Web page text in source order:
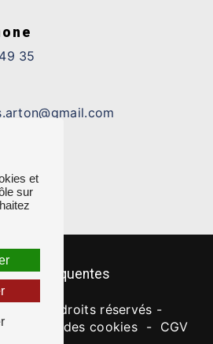
35
fréquentes
- Tous droits réservés -
Gestion des cookies - CGV
et
sur